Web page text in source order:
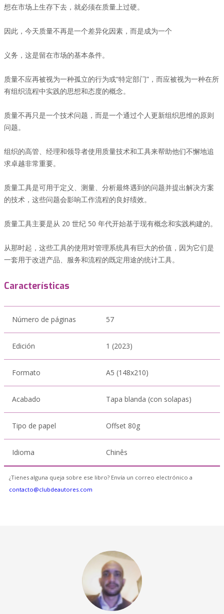
想在市场上生存下去，就必须在质量上过硬。
因此，今天质量不再是一个差异化因素，而是成为一个
义务，这是留在市场的基本条件。
质量不应再被视为一种孤立的行为或“特定部门”，而应被视为一种在所
有组织流程中实践的思想和态度的概念。
质量不再只是一个技术问题，而是一个通过个人更新组织思维的原则
问题。
组织的高管、经理和领导者使用质量技术和工具来帮助他们不懈地追
求卓越非常重要。
质量工具是可用于定义、测量、分析最终遇到的问题并提出解决方案
的技术，这些问题会影响工作流程的良好绩效。
质量工具主要是从 20 世纪 50 年代开始基于现有概念和实践构建的。
从那时起，这些工具的使用对管理系统具有巨大的价值，因为它们是
一套用于改进产品、服务和流程的既定用途的统计工具。
Características
Número de páginas 57
Edición 1 (2023)
Formato A5 (148x210)
Acabado Tapa blanda (con solapas)
Tipo de papel Offset 80g
Idioma Chinês
¿Tienes alguna queja sobre ese libro? Envía un correo electrónico a
contacto@clubdeautores.com